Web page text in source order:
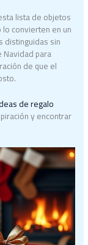
lista de objetos
convierten en un
distinguidas sin
Navidad para
de que el
de regalo
y encontrar